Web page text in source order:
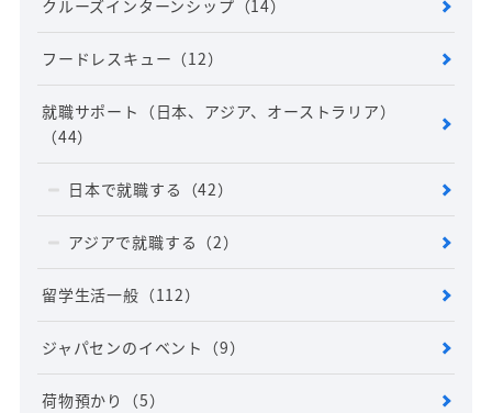
クルーズインターンシップ （14）
フードレスキュー （12）
就職サポート（日本、アジア、オーストラリア）
（44）
日本で就職する （42）
アジアで就職する （2）
留学生活一般 （112）
ジャパセンのイベント （9）
荷物預かり （5）